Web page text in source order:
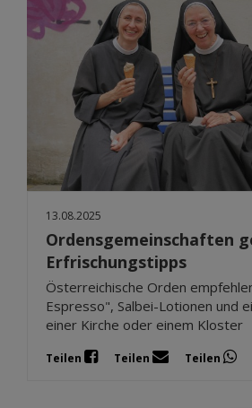
13.08.2025
Ordensgemeinschaften
Erfrischungstipps
Österreichische Orden
Espresso", Salbei-Lotionen und
einer Kirche oder einem Kloster
Teilen Teilen Teilen